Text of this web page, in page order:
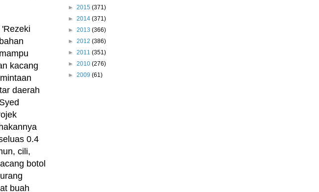
kacang
daerah
0.4
cili,
botol
buah
► 2015 (371)
► 2014 (371)
► 2013 (366)
► 2012 (386)
► 2011 (351)
► 2010 (276)
► 2009 (61)